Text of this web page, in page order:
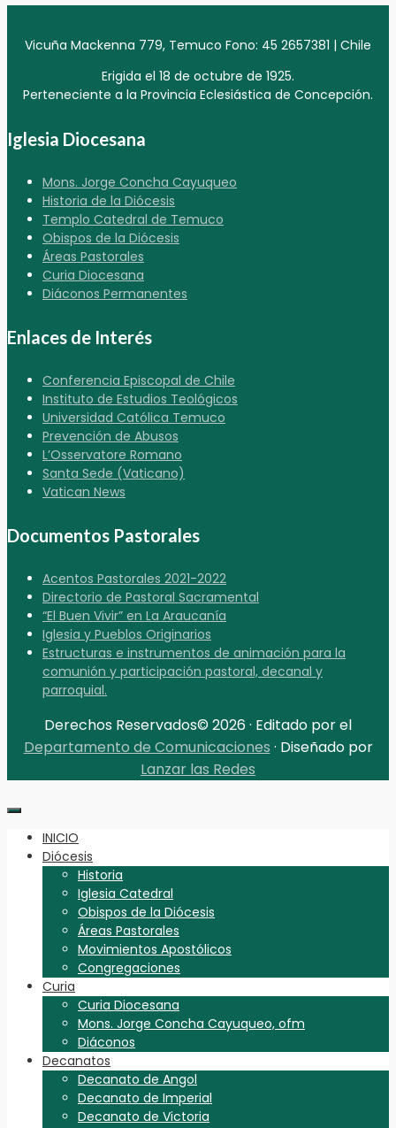
Vicuña Mackenna 779, Temuco Fono: 45 2657381 | Chile
Erigida el 18 de octubre de 1925.
Perteneciente a la Provincia Eclesiástica de Concepción.
Iglesia Diocesana
Mons. Jorge Concha Cayuqueo
Historia de la Diócesis
Templo Catedral de Temuco
Obispos de la Diócesis
Áreas Pastorales
Curia Diocesana
Diáconos Permanentes
Enlaces de Interés
Conferencia Episcopal de Chile
Instituto de Estudios Teológicos
Universidad Católica Temuco
Prevención de Abusos
L’Osservatore Romano
Santa Sede (Vaticano)
Vatican News
Documentos Pastorales
Acentos Pastorales 2021-2022
Directorio de Pastoral Sacramental
“El Buen Vivir” en La Araucanía
Iglesia y Pueblos Originarios
Estructuras e instrumentos de animación para la
comunión y participación pastoral, decanal y
parroquial.
Derechos Reservados© 2026 · Editado por el
Departamento de Comunicaciones · Diseñado por
Lanzar las Redes
INICIO
Diócesis
Historia
Iglesia Catedral
Obispos de la Diócesis
Áreas Pastorales
Movimientos Apostólicos
Congregaciones
Curia
Curia Diocesana
Mons. Jorge Concha Cayuqueo, ofm
Diáconos
Decanatos
Decanato de Angol
Decanato de Imperial
Decanato de Victoria